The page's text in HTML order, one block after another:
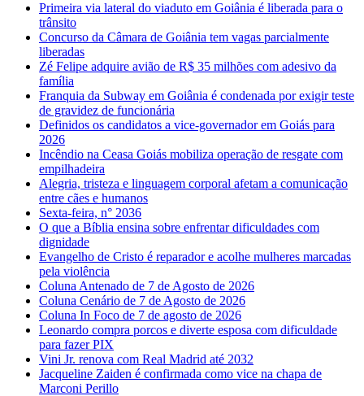
Primeira via lateral do viaduto em Goiânia é liberada para o
trânsito
Concurso da Câmara de Goiânia tem vagas parcialmente
liberadas
Zé Felipe adquire avião de R$ 35 milhões com adesivo da
família
Franquia da Subway em Goiânia é condenada por exigir teste
de gravidez de funcionária
Definidos os candidatos a vice-governador em Goiás para
2026
Incêndio na Ceasa Goiás mobiliza operação de resgate com
empilhadeira
Alegria, tristeza e linguagem corporal afetam a comunicação
entre cães e humanos
Sexta-feira, n° 2036
O que a Bíblia ensina sobre enfrentar dificuldades com
dignidade
Evangelho de Cristo é reparador e acolhe mulheres marcadas
pela violência
Coluna Antenado de 7 de Agosto de 2026
Coluna Cenário de 7 de Agosto de 2026
Coluna In Foco de 7 de agosto de 2026
Leonardo compra porcos e diverte esposa com dificuldade
para fazer PIX
Vini Jr. renova com Real Madrid até 2032
Jacqueline Zaiden é confirmada como vice na chapa de
Marconi Perillo